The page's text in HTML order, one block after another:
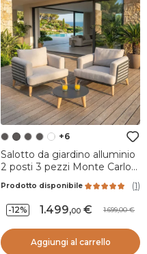
+6
Salotto da giardino alluminio
2 posti 3 pezzi Monte Carlo
Prodotto disponibile (1)
-12% 1.499,00 1.699,00
Aggiungi al carrello